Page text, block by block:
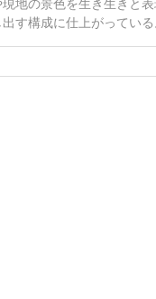
地の景色を生き生きと
す構成に仕上がっている